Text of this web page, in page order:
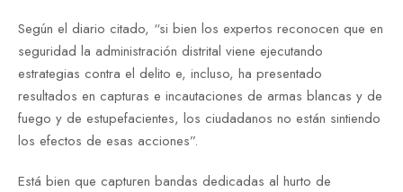
Según el diario citado, “si bien los expertos reconocen que en
seguridad la administración distrital viene ejecutando
estrategias contra el delito e, incluso, ha presentado
resultados en capturas e incautaciones de armas blancas y de
fuego y de estupefacientes, los ciudadanos no están sintiendo
los efectos de esas acciones”.
Está bien que capturen bandas dedicadas al hurto de